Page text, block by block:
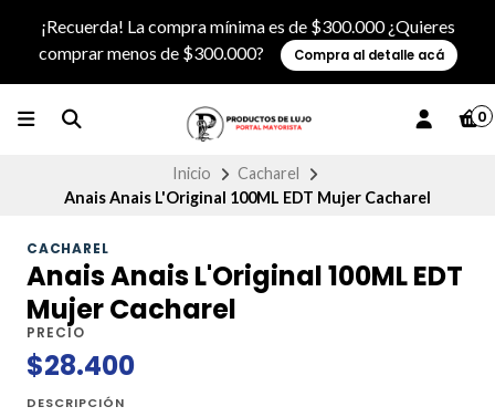
¡Recuerda! La compra mínima es de $300.000 ¿Quieres
comprar menos de $300.000?
Compra al detalle acá
0
Inicio
Cacharel
Anais Anais L'Original 100ML EDT Mujer Cacharel
CACHAREL
Anais Anais L'Original 100ML EDT
Mujer Cacharel
PRECIO
$28.400
DESCRIPCIÓN